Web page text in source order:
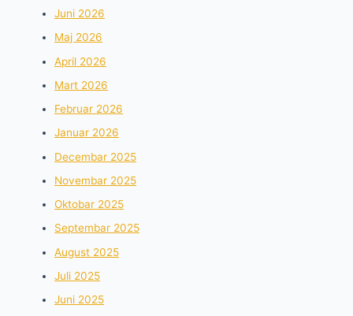
Juni 2026
Maj 2026
April 2026
Mart 2026
Februar 2026
Januar 2026
Decembar 2025
Novembar 2025
Oktobar 2025
Septembar 2025
August 2025
Juli 2025
Juni 2025